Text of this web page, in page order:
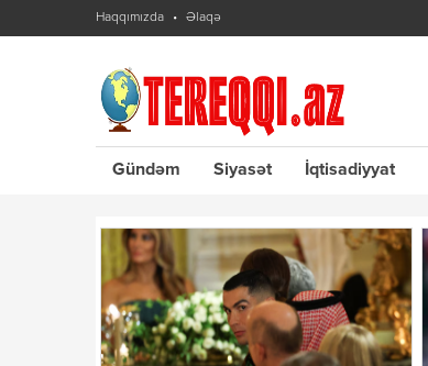
Haqqımızda Əlaqə
Gündəm Siyasət İqtisadiyyat